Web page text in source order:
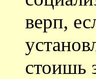
верп,
стоишь